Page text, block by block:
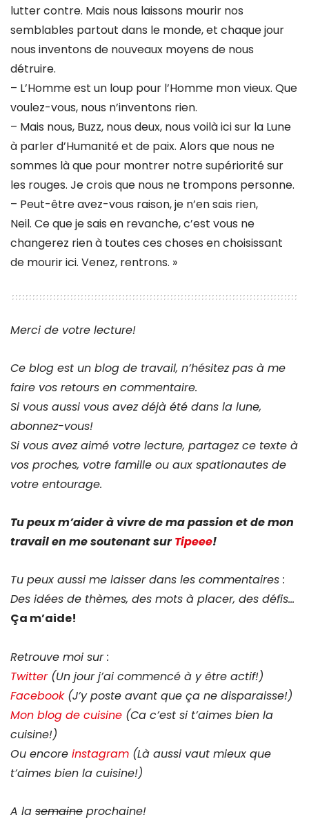
lutter contre. Mais nous laissons mourir nos
semblables partout dans le monde, et chaque jour
nous inventons de nouveaux moyens de nous
détruire.
– L’Homme est un loup pour l’Homme mon vieux. Que
voulez-vous, nous n’inventons rien.
– Mais nous, Buzz, nous deux, nous voilà ici sur la Lune
à parler d’Humanité et de paix. Alors que nous ne
sommes là que pour montrer notre supériorité sur
les rouges. Je crois que nous ne trompons personne.
– Peut-être avez-vous raison, je n’en sais rien,
Neil. Ce que je sais en revanche, c’est vous ne
changerez rien à toutes ces choses en choisissant
de mourir ici. Venez, rentrons. »
Merci de votre lecture!
Ce blog est un blog de travail, n’hésitez pas à me
faire vos retours en commentaire.
Si vous aussi vous avez déjà été dans la lune,
abonnez-vous!
Si vous avez aimé votre lecture, partagez ce texte à
vos proches, votre famille ou aux spationautes de
votre entourage.
Tu peux m’aider à vivre de ma passion et de mon
travail en me soutenant surTipeee!
Tu peux aussi me laisser dans les commentaires :
Des idées de thèmes, des mots à placer, des défis…
Ça m’aide!
Retrouve moi sur :
Twitter(Un jour j’ai commencé à y être actif!)
Facebook(J’y poste avant que ça ne disparaisse!)
Mon blog de cuisine (Ca c’est si t’aimes bien la
cuisine!)
Ou encore instagram (Là aussi vaut mieux que
t’aimes bien la cuisine!)
A la semaine prochaine!